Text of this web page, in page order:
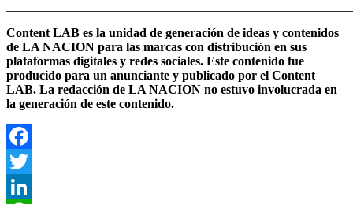
Content LAB es la unidad de generación de ideas y contenidos
de LA NACION para las marcas con distribución en sus
plataformas digitales y redes sociales. Este contenido fue
producido para un anunciante y publicado por el Content
LAB. La redacción de LA NACION no estuvo involucrada en
la generación de este contenido.
Facebook
Twitter